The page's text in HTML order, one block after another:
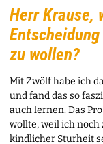
Herr Krause,
zu wollen?
Mit Zwölf habe ich
und fand das so
auch lernen. Das
wollte, weil ich noch
kindlicher Sturheit